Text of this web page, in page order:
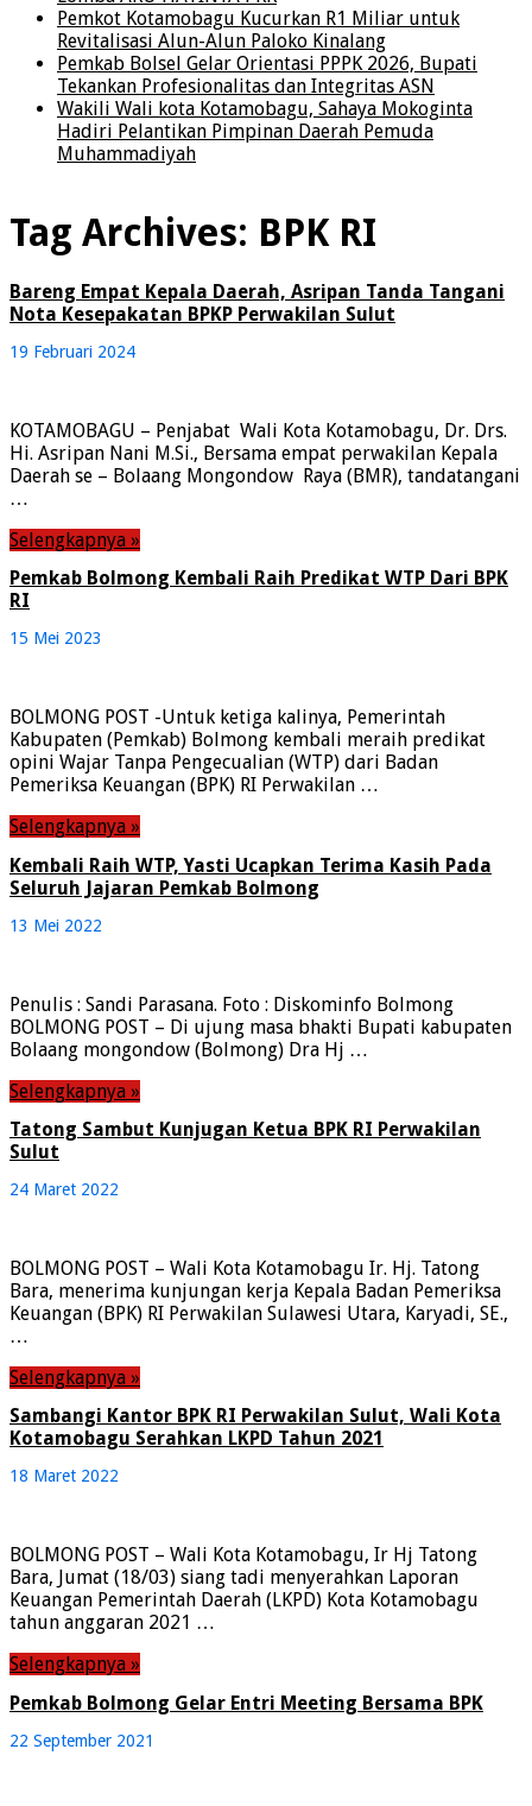
Pemkot Kotamobagu Kucurkan R1 Miliar untuk
Revitalisasi Alun-Alun Paloko Kinalang
Pemkab Bolsel Gelar Orientasi PPPK 2026, Bupati
Tekankan Profesionalitas dan Integritas ASN
Wakili Wali kota Kotamobagu, Sahaya Mokoginta
Hadiri Pelantikan Pimpinan Daerah Pemuda
Muhammadiyah
Tag Archives: BPK RI
Bareng Empat Kepala Daerah, Asripan Tanda Tangani
Nota Kesepakatan BPKP Perwakilan Sulut
19 Februari 2024
KOTAMOBAGU – Penjabat Wali Kota Kotamobagu, Dr. Drs.
Hi. Asripan Nani M.Si., Bersama empat perwakilan Kepala
Daerah se – Bolaang Mongondow Raya (BMR), tandatangani
…
Selengkapnya »
Pemkab Bolmong Kembali Raih Predikat WTP Dari BPK
RI
15 Mei 2023
BOLMONG POST -Untuk ketiga kalinya, Pemerintah
Kabupaten (Pemkab) Bolmong kembali meraih predikat
opini Wajar Tanpa Pengecualian (WTP) dari Badan
Pemeriksa Keuangan (BPK) RI Perwakilan …
Selengkapnya »
Kembali Raih WTP, Yasti Ucapkan Terima Kasih Pada
Seluruh Jajaran Pemkab Bolmong
13 Mei 2022
Penulis : Sandi Parasana. Foto : Diskominfo Bolmong
BOLMONG POST – Di ujung masa bhakti Bupati kabupaten
Bolaang mongondow (Bolmong) Dra Hj …
Selengkapnya »
Tatong Sambut Kunjugan Ketua BPK RI Perwakilan
Sulut
24 Maret 2022
BOLMONG POST – Wali Kota Kotamobagu Ir. Hj. Tatong
Bara, menerima kunjungan kerja Kepala Badan Pemeriksa
Keuangan (BPK) RI Perwakilan Sulawesi Utara, Karyadi, SE.,
…
Selengkapnya »
Sambangi Kantor BPK RI Perwakilan Sulut, Wali Kota
Kotamobagu Serahkan LKPD Tahun 2021
18 Maret 2022
BOLMONG POST – Wali Kota Kotamobagu, Ir Hj Tatong
Bara, Jumat (18/03) siang tadi menyerahkan Laporan
Keuangan Pemerintah Daerah (LKPD) Kota Kotamobagu
tahun anggaran 2021 …
Selengkapnya »
Pemkab Bolmong Gelar Entri Meeting Bersama BPK
22 September 2021